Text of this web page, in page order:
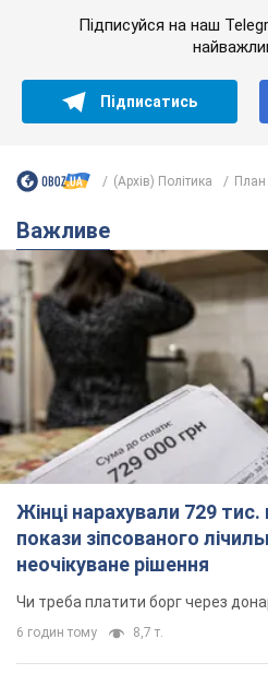
Важливе
Жінці нарахували 729 тис.
покази зіпсованого
неочікуване рішення
Чи треба платити борг через
6 годин тому 8,7 т.
"Це Україна напала!"
викрила київського
"зазомбували": він навіть
не знав, а тепер хоче
Як зазначила артистка,
"промили мозок"
4 години тому 6,0 т.